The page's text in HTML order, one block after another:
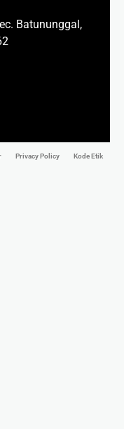
Batununggal,
Privacy Policy Kode Etik